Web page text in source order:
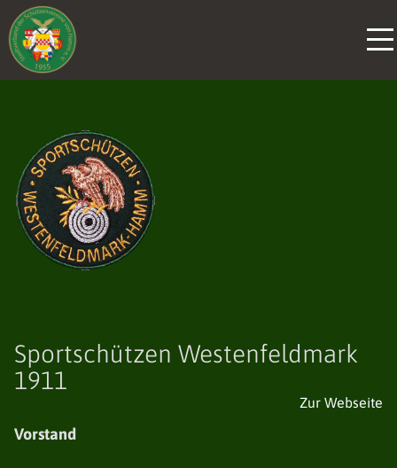
Sportschützen Westenfeldmark
1911
Zur Webseite
Vorstand